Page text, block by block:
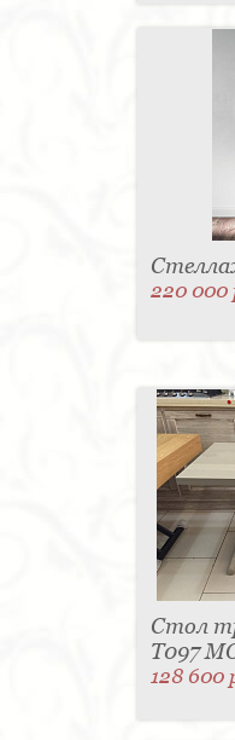
220 000
Стол
T097
128 600